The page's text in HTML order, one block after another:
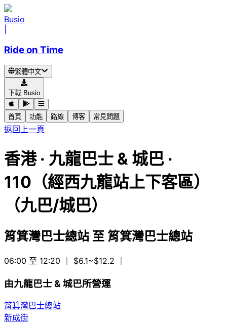
Busio
Ride on Time
繁體中文
下載 Busio
首頁 功能 路線 博客 常見問題
返回上一頁
香港· 九龍巴士 & 城巴 ·
110（經西九龍站上下客區）
（九巴/城巴）
筲箕灣巴士總站 至 筲箕灣巴士總站
06:00 至 12:20 ｜ $6.1~$12.2
由九龍巴士 & 城巴所營運
筲箕灣巴士總站
新成街